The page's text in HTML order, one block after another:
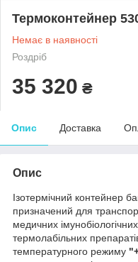
Термоконтейнер
Немає в наявності
Роздріб
35 320 ₴
Опис Доставка
Опис
Ізотермічний контейнер
призначений для
медичних
термолабільних
температурного режиму